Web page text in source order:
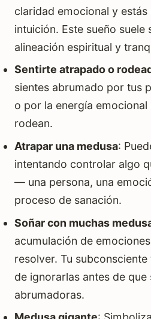
claridad emocional y estás
intuición. Este sueño suele
alineación espiritual y
Sentirte atrapado o
sientes abrumado por tus
o por la energía emocional
rodean.
Atrapar una medusa:
intentando controlar algo
— una persona, una
proceso de sanación.
Soñar con muchas
acumulación de
resolver. Tu
de ignorarlas antes de que
abrumadoras.